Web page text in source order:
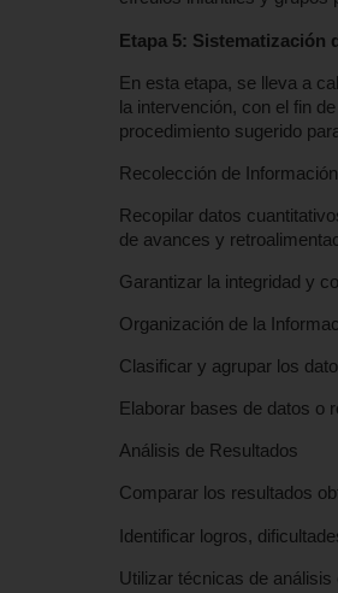
Etapa 5: Sistematización
En esta etapa, se lleva a
la intervención, con el fin
procedimiento sugerido
Recolección de Información
Recopilar datos
de avances y
Garantizar la integridad y
Organización de la
Clasificar y agrupar los
Elaborar bases de datos o
Análisis de Resultados
Comparar los resultados
Identificar logros,
Utilizar técnicas de